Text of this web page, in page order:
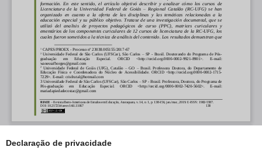
Declaração de privacidade